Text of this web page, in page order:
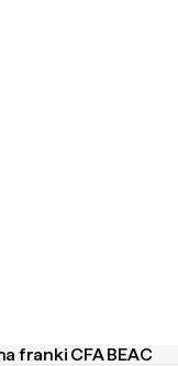
franki CFA BEAC